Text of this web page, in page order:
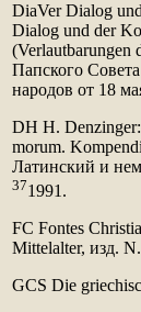
DiaVer Dialog
Dialog und der
(Verlautbarungen
Папского
народов от 18
DH H.
morum.
Латинский и
371991.
FC Fontes
Mittelalter, изд.
GCS Die